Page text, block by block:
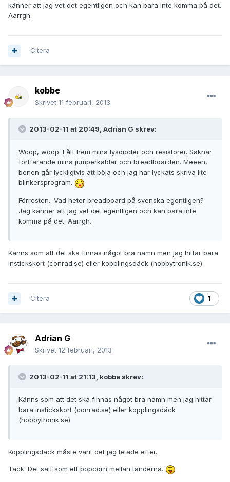
känner att jag vet det egentligen och kan bara inte komma på det.
Aarrgh.
Citera
kobbe
Skrivet 11 februari, 2013
2013-02-11 at 20:49, Adrian G skrev:
Woop, woop. Fått hem mina lysdioder och resistorer. Saknar
fortfarande mina jumperkablar och breadboarden. Meeen,
benen går lyckligtvis att böja och jag har lyckats skriva lite
blinkersprogram.
Förresten.. Vad heter breadboard på svenska egentligen?
Jag känner att jag vet det egentligen och kan bara inte
komma på det. Aarrgh.
Känns som att det ska finnas något bra namn men jag hittar bara
instickskort (conrad.se) eller kopplingsdäck (hobbytronik.se)
1
Citera
Adrian G
Skrivet 12 februari, 2013
2013-02-11 at 21:13, kobbe skrev:
Känns som att det ska finnas något bra namn men jag hittar
bara instickskort (conrad.se) eller kopplingsdäck
(hobbytronik.se)
Kopplingsdäck måste varit det jag letade efter.
Tack. Det satt som ett popcorn mellan tänderna.